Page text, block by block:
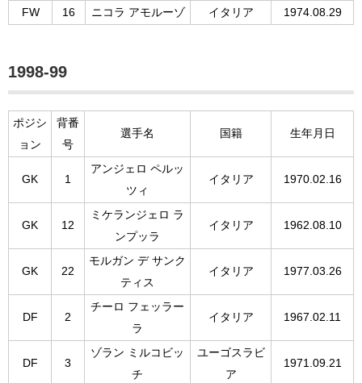
FW 16 ニコラ アモルーゾ イタリア 1974.08.29
1998-99
ポジシ
ョン
背番
号
選手名 国籍 生年月日
GK 1
アンジェロ ペルッ
ツィ
イタリア 1970.02.16
GK 12
ミケランジェロ ラ
ンプッラ
イタリア 1962.08.10
GK 22
モルガン デ サンク
ティス
イタリア 1977.03.26
DF 2
チーロ フェッラー
ラ
イタリア 1967.02.11
DF 3
ゾラン ミルコビッ
チ
ユーゴスラビ
ア
1971.09.21